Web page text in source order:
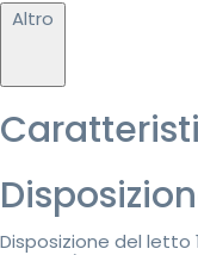
Altro
Disposizione del letto 1